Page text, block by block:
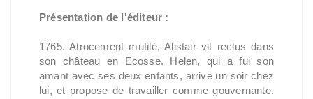
Présentation de l'éditeur :
1765. Atrocement mutilé, Alistair vit reclus dans
son château en Ecosse. Helen, qui a fui son
amant avec ses deux enfants, arrive un soir chez
lui, et propose de travailler comme gouvernante.